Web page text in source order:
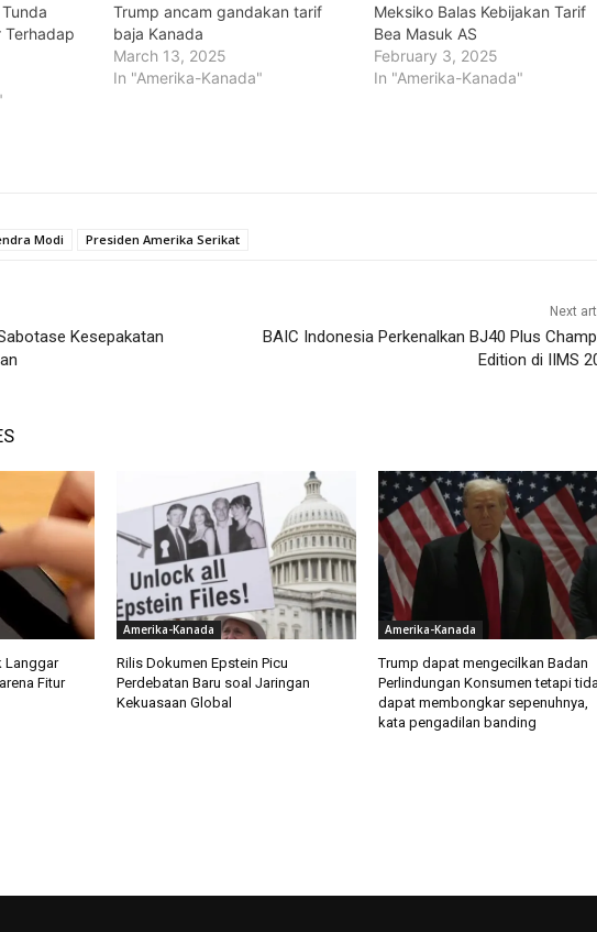
Terhadap
Trump ancam gandakan tarif
baja Kanada
March 13, 2025
In "Amerika-Kanada"
Meksiko Balas Kebijakan Tarif
Bea Masuk AS
February 3, 2025
In "Amerika-Kanada"
Modi Presiden Amerika Serikat
Kesepakatan
Next
BAIC Indonesia Perkenalkan BJ40 Plus
Edition di IIMS
Langgar
Fitur
Amerika-Kanada
Rilis Dokumen Epstein Picu
Perdebatan Baru soal Jaringan
Kekuasaan Global
Amerika-Kanada
Trump dapat mengecilkan Badan
Perlindungan Konsumen tetapi
dapat membongkar sepenuhnya,
kata pengadilan banding